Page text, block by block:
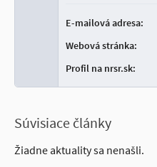
E-mailová adresa:
Webová stránka:
Profil na nrsr.sk:
Súvisiace články
Žiadne aktuality sa nenašli.